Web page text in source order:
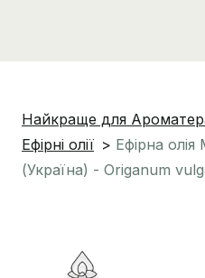
Найкраще для
Ефірні олії
Ефірна
(Україна) - Origanum